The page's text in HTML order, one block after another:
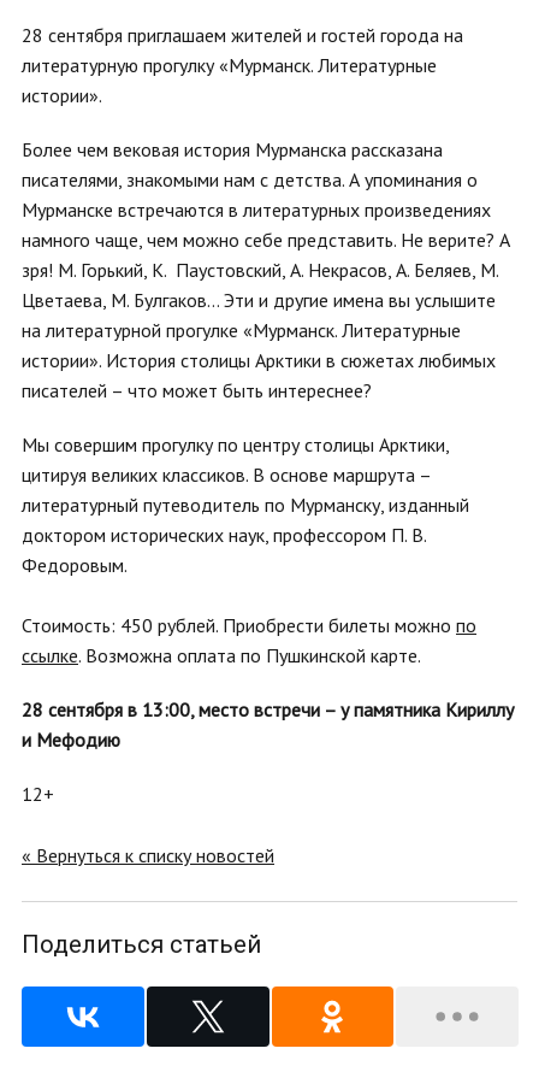
28 сентября приглашаем жителей и гостей города на
литературную прогулку «Мурманск. Литературные
истории».
Более чем вековая история Мурманска рассказана
писателями, знакомыми нам с детства. А упоминания о
Мурманске встречаются в литературных произведениях
намного чаще, чем можно себе представить. Не верите? А
зря! М. Горький, К. Паустовский, А. Некрасов, А. Беляев, М.
Цветаева, М. Булгаков… Эти и другие имена вы услышите
на литературной прогулке «Мурманск. Литературные
истории». История столицы Арктики в сюжетах любимых
писателей – что может быть интереснее?
Мы совершим прогулку по центру столицы Арктики,
цитируя великих классиков. В основе маршрута –
литературный путеводитель по Мурманску, изданный
доктором исторических наук, профессором П. В.
Федоровым.
Стоимость: 450 рублей. Приобрести билеты можно по
ссылке. Возможна оплата по Пушкинской карте.
28 сентября в 13:00, место встречи – у памятника Кириллу
и Мефодию
12+
« Вернуться к списку новостей
Поделиться статьей